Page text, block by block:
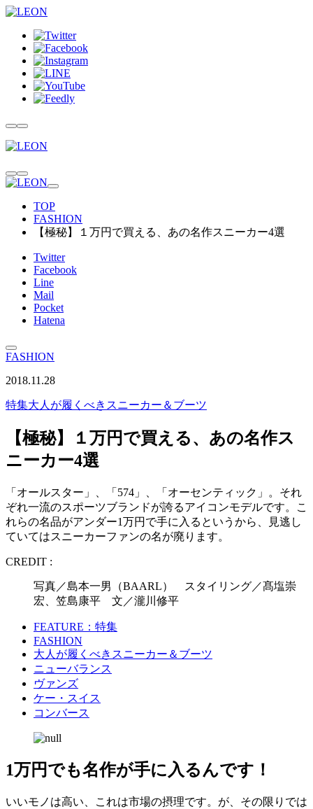
TOP
FASHION
【極秘】１万円で買える、あの名作スニーカー4選
Twitter
Facebook
Line
Mail
Pocket
Hatena
FASHION
2018.11.28
特集大人が履くべきスニーカー＆ブーツ
【極秘】１万円で買える、あの名作ス
ニーカー4選
「オールスター」、「574」、「オーセンティック」。それ
ぞれ一流のスポーツブランドが誇るアイコンモデルです。こ
れらの名品がアンダー1万円で手に入るというから、見逃し
ていてはスニーカーファンの名が廃ります。
CREDIT :
写真／島本一男（BAARL） スタイリング／髙塩崇
宏、笠島康平 文／瀧川修平
FEATURE：特集
FASHION
大人が履くべきスニーカー＆ブーツ
ニューバランス
ヴァンズ
ケー・スイス
コンバース
1万円でも名作が手に入るんです！
いいモノは高い、これは市場の摂理です。が、その限りでは